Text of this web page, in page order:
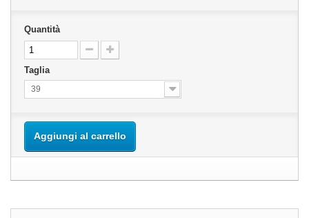
Quantità
Taglia
39
Aggiungi al carrello